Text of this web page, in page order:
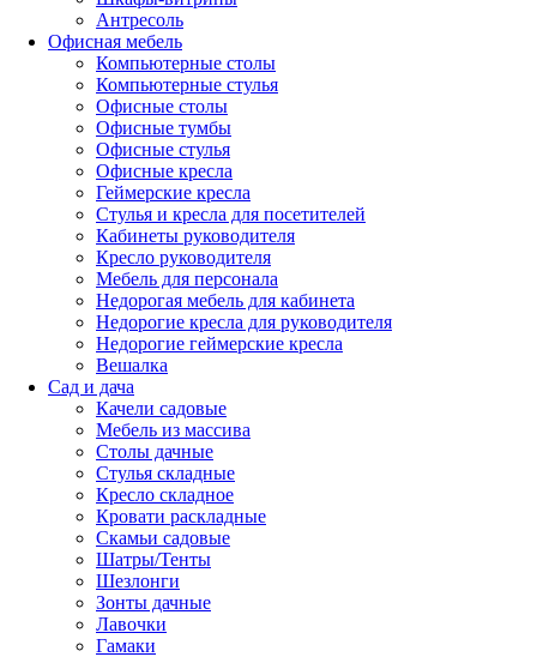
Антресоль
Офисная мебель
Компьютерные столы
Компьютерные стулья
Офисные столы
Офисные тумбы
Офисные стулья
Офисные кресла
Геймерские кресла
Стулья и кресла для посетителей
Кабинеты руководителя
Кресло руководителя
Мебель для персонала
Недорогая мебель для кабинета
Недорогие кресла для руководителя
Недорогие геймерские кресла
Вешалка
Сад и дача
Качели садовые
Мебель из массива
Столы дачные
Стулья складные
Кресло складное
Кровати раскладные
Скамьи садовые
Шатры/Тенты
Шезлонги
Зонты дачные
Лавочки
Гамаки